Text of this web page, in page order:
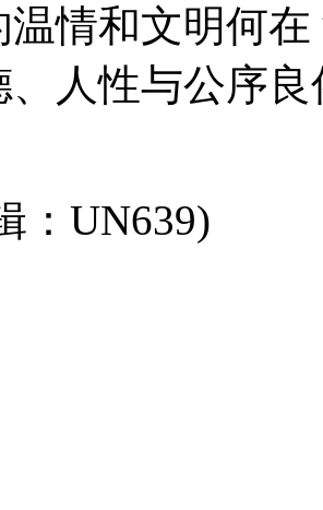
温情和文明何
、人性与公序
：UN639)